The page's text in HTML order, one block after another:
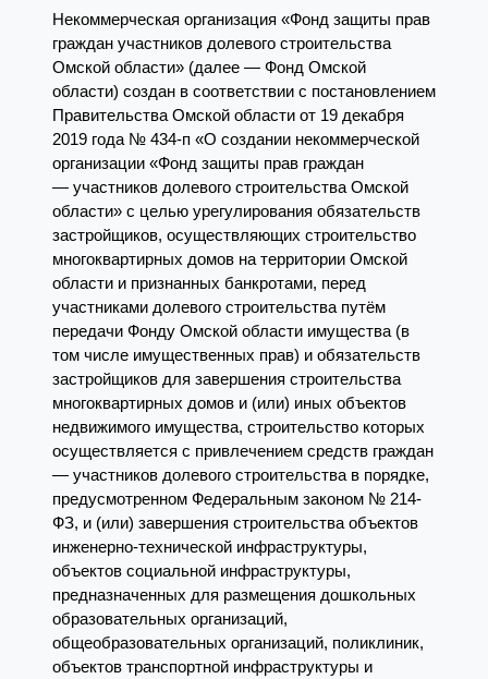
Некоммерческая организация «Фонд защиты прав
граждан участников долевого строительства
Омской области» (далее — Фонд Омской
области) создан в соответствии с постановлением
Правительства Омской области от 19 декабря
2019 года № 434-п «О создании некоммерческой
организации «Фонд защиты прав граждан
— участников долевого строительства Омской
области» с целью урегулирования обязательств
застройщиков, осуществляющих строительство
многоквартирных домов на территории Омской
области и признанных банкротами, перед
участниками долевого строительства путём
передачи Фонду Омской области имущества (в
том числе имущественных прав) и обязательств
застройщиков для завершения строительства
многоквартирных домов и (или) иных объектов
недвижимого имущества, строительство которых
осуществляется с привлечением средств граждан
— участников долевого строительства в порядке,
предусмотренном Федеральным законом № 214-
ФЗ, и (или) завершения строительства объектов
инженерно-технической инфраструктуры,
объектов социальной инфраструктуры,
предназначенных для размещения дошкольных
образовательных организаций,
общеобразовательных организаций, поликлиник,
объектов транспортной инфраструктуры и